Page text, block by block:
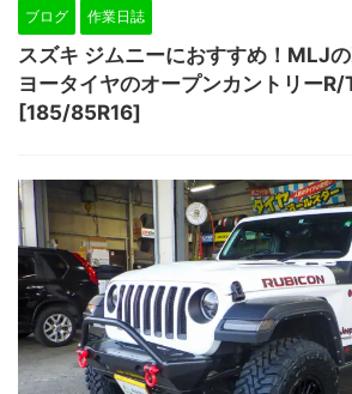
ブログ 作業日誌
スズキ ジムニーにおすすめ！MLJ
ヨータイヤのオープンカントリー
[185/85R16]